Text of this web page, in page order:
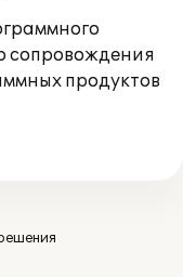
сопровождения
продуктов